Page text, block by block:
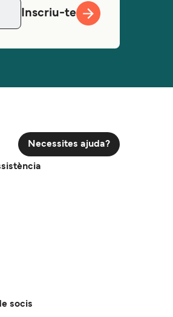
Inscriu-te
Necessites ajuda?
socis